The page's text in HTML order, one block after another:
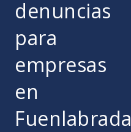
denuncias
para
empresas
en
Fuenlabrada